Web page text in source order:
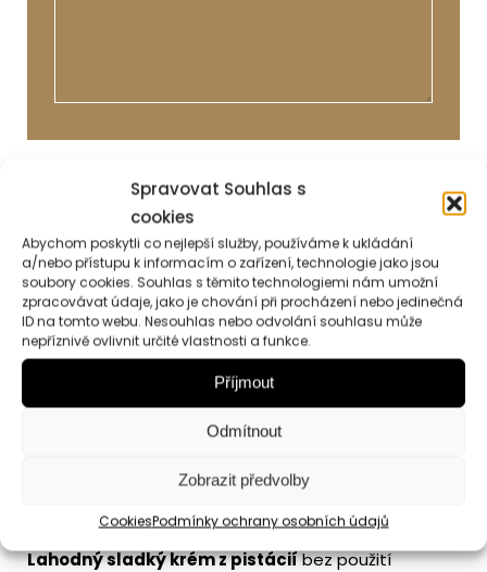
Spravovat Souhlas s
cookies
Abychom poskytli co nejlepší služby, používáme k ukládání
a/nebo přístupu k informacím o zařízení, technologie jako jsou
soubory cookies. Souhlas s těmito technologiemi nám umožní
zpracovávat údaje, jako je chování při procházení nebo jedinečná
ID na tomto webu. Nesouhlas nebo odvolání souhlasu může
nepříznivě ovlivnit určité vlastnosti a funkce.
Příjmout
Odmítnout
Zobrazit předvolby
CookiesPodmínky ochrany osobních údajů
Pistáciový
krém
Premium
množství
Přidat do košíku
Hodnocení (0)
Lahodný sladký krém z pistáciíbez použití